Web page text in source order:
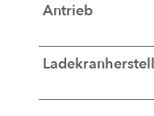
Antrieb